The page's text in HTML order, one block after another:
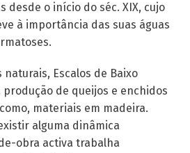
desde o início do séc. XIX, cujo
à importância das suas águas
Escalos de Baixo
de queijos e enchidos
materiais em madeira.
alguma dinâmica
obra activa trabalha